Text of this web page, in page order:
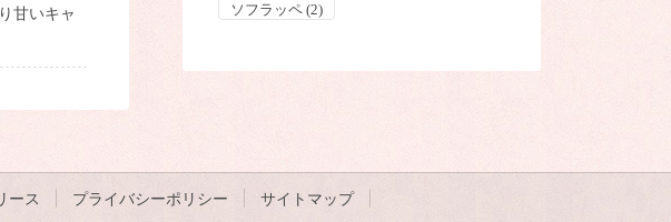
甘いキャ
ソフラッペ (2)
ース プライバシーポリシー サイトマップ